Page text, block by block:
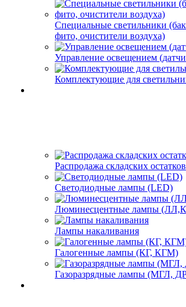
Специальные светильники
фито, очистители воздуха)
Управление освещением
Комплектующие для
Распродажа складских остатков
Светодиодные лампы (LED)
Люминесцентные лампы
Лампы накаливания
Галогенные лампы (КГ, КГМ)
Газоразрядные лампы (МГЛ,